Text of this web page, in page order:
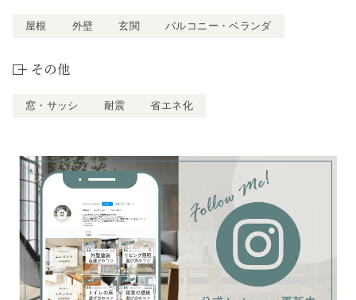
屋根 外壁 玄関 バルコニー・ベランダ
その他
窓・サッシ 耐震 省エネ化